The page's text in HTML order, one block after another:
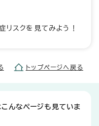
リスクを見てみよう！
トップページへ戻る
んなページも見ていま